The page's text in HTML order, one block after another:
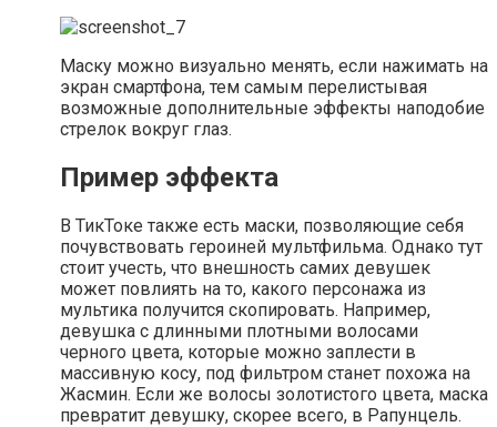
Маску можно визуально менять, если нажимать на
экран смартфона, тем самым перелистывая
возможные дополнительные эффекты наподобие
стрелок вокруг глаз.
Пример эффекта
В ТикТоке также есть маски, позволяющие себя
почувствовать героиней мультфильма. Однако тут
стоит учесть, что внешность самих девушек
может повлиять на то, какого персонажа из
мультика получится скопировать. Например,
девушка с длинными плотными волосами
черного цвета, которые можно заплести в
массивную косу, под фильтром станет похожа на
Жасмин. Если же волосы золотистого цвета, маска
превратит девушку, скорее всего, в Рапунцель.